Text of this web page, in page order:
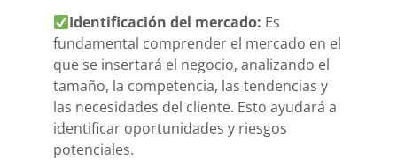
Identificación del mercado: Es
fundamental comprender el mercado en el
que se insertará el negocio, analizando el
tamaño, la competencia, las tendencias y
las necesidades del cliente. Esto ayudará a
identificar oportunidades y riesgos
potenciales.